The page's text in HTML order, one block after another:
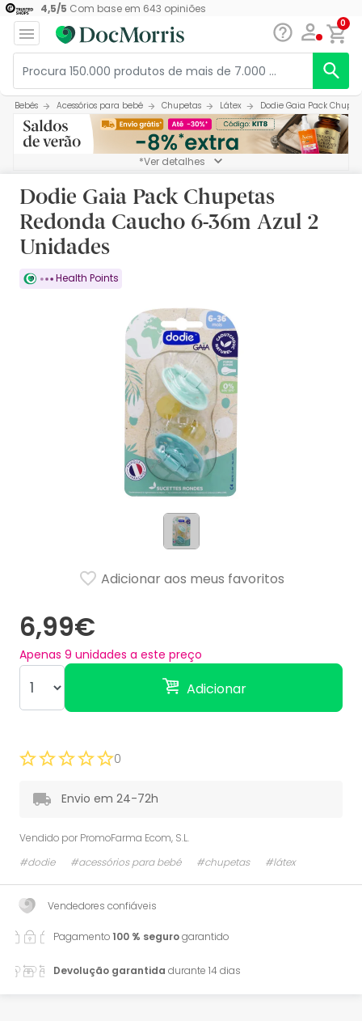
4,5/5 Com base em 643 opiniões
0
Bebés Acessórios para bebé Chupetas Látex Dodie Gaia Pack
*Ver detalhes
Dodie Gaia Pack Chupetas
Redonda Caucho 6-36m Azul 2
Unidades
Health Points
6,99€
Apenas 9 unidades a este preço
Adicionar
Adicionar aos meus favoritos
0
Envio em 24-72h
Vendido por PromoFarma Ecom, S.L.
#dodie
#acessórios para bebé #chupetas #látex
Vendedores confiáveis
Pagamento100 % segurogarantido
Devolução garantida durante 14 dias